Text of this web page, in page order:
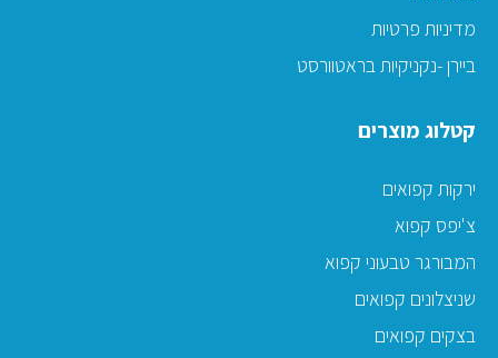
מדיניות פרטיות
ביירן -נקניקיות בראטוורסט
קטלוג מוצרים
ירקות קפואים
צ'יפס קפוא
המבורגר טבעוני קפוא
שניצלונים קפואים
בצקים קפואים